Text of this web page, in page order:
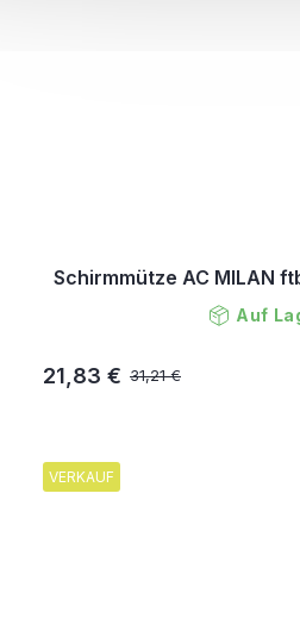
Schirmmütze AC MILAN
Auf
31,21 €
21,83 €
VERKAUF